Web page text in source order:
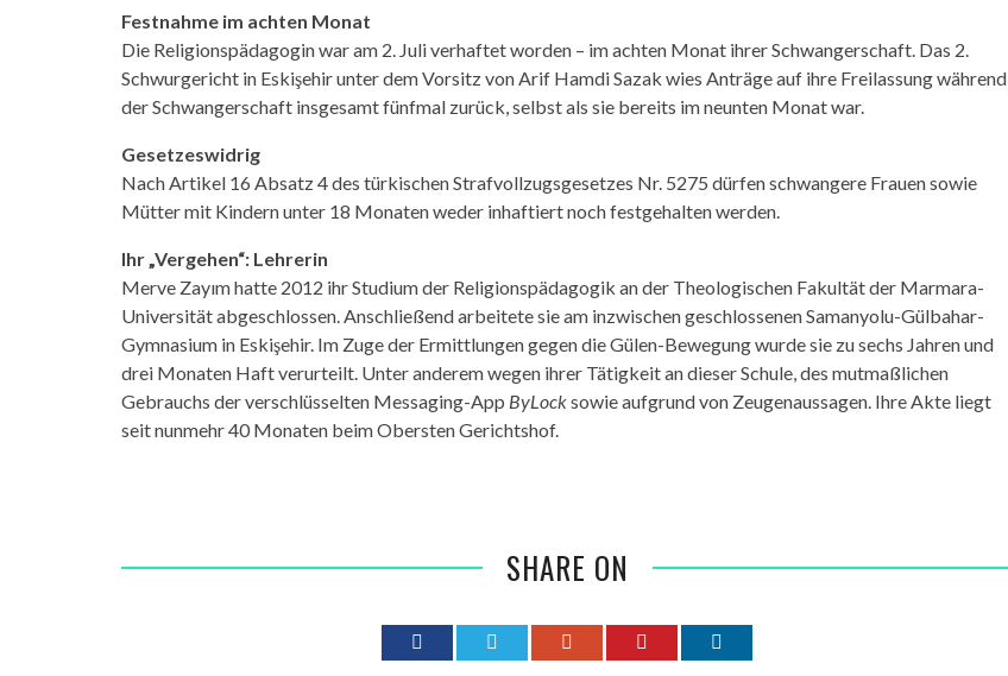
Festnahme im achten Monat
Die Religionspädagogin war am 2. Juli verhaftet worden – im achten Monat ihrer Schwangerschaft. Das 2.
Schwurgericht in Eskişehir unter dem Vorsitz von Arif Hamdi Sazak wies Anträge auf ihre Freilassung während
der Schwangerschaft insgesamt fünfmal zurück, selbst als sie bereits im neunten Monat war.
Gesetzeswidrig
Nach Artikel 16 Absatz 4 des türkischen Strafvollzugsgesetzes Nr. 5275 dürfen schwangere Frauen sowie
Mütter mit Kindern unter 18 Monaten weder inhaftiert noch festgehalten werden.
Ihr „Vergehen“: Lehrerin
Merve Zayım hatte 2012 ihr Studium der Religionspädagogik an der Theologischen Fakultät der Marmara-
Universität abgeschlossen. Anschließend arbeitete sie am inzwischen geschlossenen Samanyolu-Gülbahar-
Gymnasium in Eskişehir. Im Zuge der Ermittlungen gegen die Gülen-Bewegung wurde sie zu sechs Jahren und
drei Monaten Haft verurteilt. Unter anderem wegen ihrer Tätigkeit an dieser Schule, des mutmaßlichen
Gebrauchs der verschlüsselten Messaging-App ByLocksowie aufgrund von Zeugenaussagen. Ihre Akte liegt
seit nunmehr 40 Monaten beim Obersten Gerichtshof.
SHARE ON